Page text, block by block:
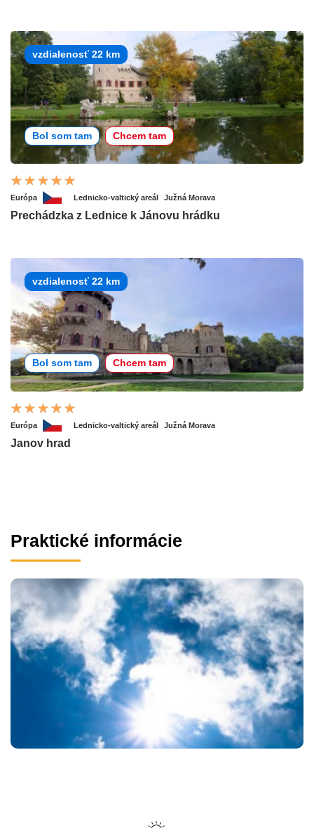
vzdialenosť 22 km
Bol som tam Chcem tam
Európa Lednicko-valtický areál Južná Morava
Prechádzka z Lednice k Jánovu hrádku
vzdialenosť 22 km
Bol som tam Chcem tam
Európa Lednicko-valtický areál Južná Morava
Janov hrad
Praktické informácie